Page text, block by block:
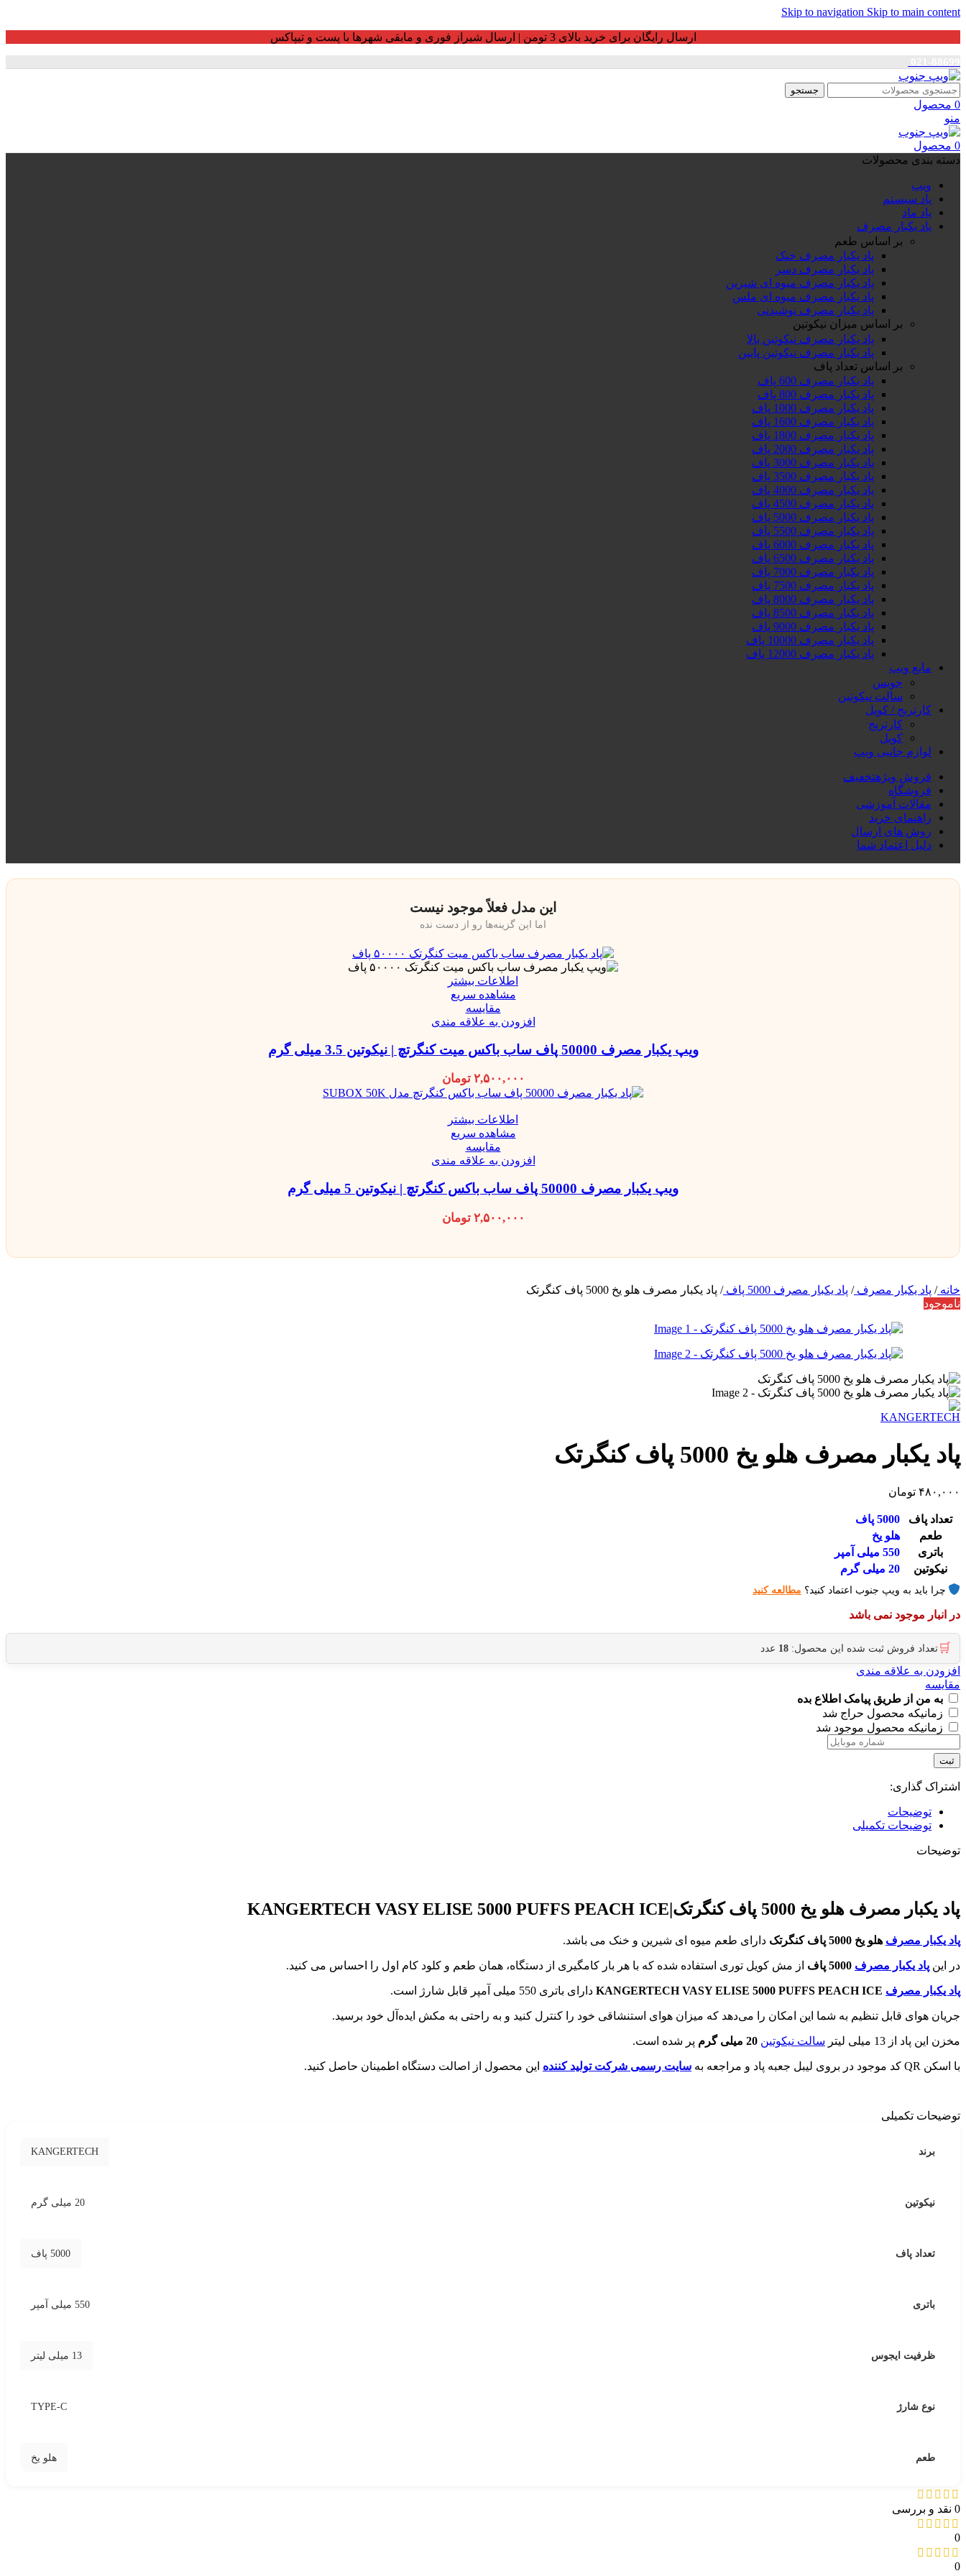
Skip to navigation Skip to main content
ارسال رایگان برای خرید بالای 3 تومن | ارسال شیراز فوری و مابقی شهرها با پست و تیپاکس
جستجو
0 محصول
منو
0 محصول
دسته بندی محصولات
ویپ
پاد سیستم
پاد ماد
پاد یکبار مصرف
بر اساس طعم
پاد یکبار مصرف خنک
پاد یکبار مصرف دسر
پاد یکبار مصرف میوه ای شیرین
پاد یکبار مصرف میوه ای ملس
پاد یکبار مصرف نوشیدنی
بر اساس میزان نیکوتین
پاد یکبار مصرف نیکوتین بالا
پاد یکبار مصرف نیکوتین پایین
بر اساس تعداد پاف
پاد یکبار مصرف 600 پاف
پاد یکبار مصرف 800 پاف
پاد یکبار مصرف 1000 پاف
پاد یکبار مصرف 1600 پاف
پاد یکبار مصرف 1800 پاف
پاد یکبار مصرف 2000 پاف
پاد یکبار مصرف 3000 پاف
پاد یکبار مصرف 3500 پاف
پاد یکبار مصرف 4000 پاف
پاد یکبار مصرف 4500 پاف
پاد یکبار مصرف 5000 پاف
پاد یکبار مصرف 5500 پاف
پاد یکبار مصرف 6000 پاف
پاد یکبار مصرف 6500 پاف
پاد یکبار مصرف 7000 پاف
پاد یکبار مصرف 7500 پاف
پاد یکبار مصرف 8000 پاف
پاد یکبار مصرف 8500 پاف
پاد یکبار مصرف 9000 پاف
پاد یکبار مصرف 10000 پاف
پاد یکبار مصرف 12000 پاف
مایع ویپ
جویس
سالت نیکوتین
کارتریج / کویل
کارتریج
کویل
لوازم جانبی ویپ
فروش ویژهتخفیف
فروشگاه
مقالات آموزشی
راهنمای خرید
روش های ارسال
دلیل اعتماد شما
این مدل فعلاً موجود نیست
اما این گزینه‌ها رو از دست نده
اطلاعات بیشتر
مشاهده سریع
مقایسه
افزودن به علاقه مندی
ویپ یکبار مصرف 50000 پاف ساب باکس میت کنگرتچ | نیکوتین 3.5 میلی گرم
۲,۵۰۰,۰۰۰ تومان
اطلاعات بیشتر
مشاهده سریع
مقایسه
افزودن به علاقه مندی
ویپ یکبار مصرف 50000 پاف ساب باکس کنگرتچ | نیکوتین 5 میلی گرم
۲,۵۰۰,۰۰۰ تومان
خانه/ پاد یکبار مصرف/ پاد یکبار مصرف 5000 پاف / پاد یکبار مصرف هلو یخ 5000 پاف کنگرتک
ناموجود
پاد یکبار مصرف هلو یخ 5000 پاف کنگرتک
۴۸۰,۰۰۰ تومان
تعداد پاف
5000 پاف
طعم
هلو یخ
باتری
550 میلی آمپر
نیکوتین
20 میلی گرم
چرا باید به ویپ جنوب اعتماد کنید؟ مطالعه کنید
در انبار موجود نمی باشد
🛒 تعداد فروش ثبت شده این محصول: 18 عدد
افزودن به علاقه مندی
مقایسه
به من از طریق پیامک اطلاع بده
زمانیکه محصول حراج شد
زمانیکه محصول موجود شد
ثبت
اشتراک گذاری:
توضیحات
توضیحات تکمیلی
توضیحات
پاد یکبار مصرف هلو یخ 5000 پاف کنگرتک|KANGERTECH VASY ELISE 5000 PUFFS PEACH ICE
پاد یکبار مصرف هلو یخ 5000 پاف کنگرتک دارای طعم میوه ای شیرین و خنک می باشد.
در این پاد یکبار مصرف از مش کویل توری استفاده شده که با هر بار کامگیری از دستگاه، همان طعم و کلود کام اول را احساس می کنید.
پاد یکبار مصرف KANGERTECH VASY ELISE 5000 PUFFS PEACH ICE دارای باتری 550 میلی آمپر قابل شارژ است.
جریان هوای قابل تنظیم به شما این امکان را می‌دهد که میزان هوای استنشاقی خود را کنترل کنید و به راحتی به مکش ایده‌آل خود برسید.
مخزن این پاد از 13 میلی لیتر سالت نیکوتین 20 میلی گرم پر شده است.
با اسکن QR کد موجود در بروی لیبل جعبه پاد و مراجعه به سایت رسمی شرکت تولید کننده این محصول از اصالت دستگاه اطمینان حاصل کنید.
توضیحات تکمیلی
برند KANGERTECH
نیکوتین 20 میلی گرم
تعداد پاف 5000 پاف
باتری 550 میلی آمپر
ظرفیت ایجوس 13 میلی لیتر
نوع شارژ TYPE-C
طعم هلو یخ
0 نقد و بررسی
0
0